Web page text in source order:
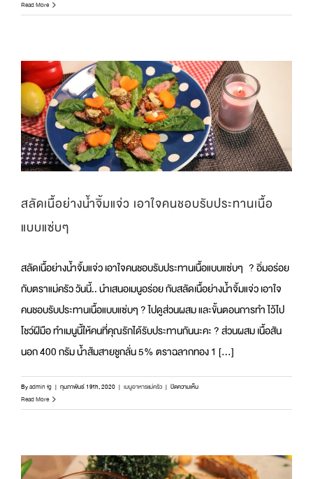
ร่วม
วาเลนไทน์
Read More
สลัดเนื้อย่างน้ำจิ้มแจ่ว เอาใจคนชอบรับประทานเนื้อ
แบบแซ่บๆ
สลัดเนื้อย่างน้ำจิ้มแจ่ว เอาใจคนชอบรับประทานเนื้อแบบแซ่บๆ ? อิ่มอร่อย
กับตราแม่ครัว วันนี้.. นำเสนอเมนูอร่อย กับสลัดเนื้อย่างน้ำจิ้มแจ่ว เอาใจ
คนชอบรับประทานเนื้อแบบแซ่บๆ ? ไปดูส่วนผสม และขั้นตอนการทำ ไว้ไป
โชว์ฝีมือ ทำเมนูนี้ให้คนที่คุณรักได้รับประทานกันนะคะ ? ส่วนผสม เนื้อสัน
นอก 400 กรัม น้ำส้มสายชูกลั่น 5% ตราฉลากทอง 1 [...]
Byadmin fg | กุมภาพันธ์ 19th, 2020 | เมนูอาหารแม่ครัว | ปิดความเห็นบน
เนื้อ
แจ่ว
เอาใจ
Read More